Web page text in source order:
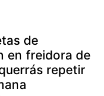
de
en freidora de
repetir